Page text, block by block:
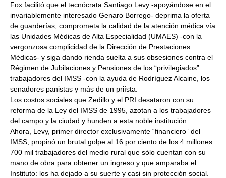
Fox facilitó que el tecnócrata Santiago Levy -apoyándose en el
invariablemente interesado Genaro Borrego- deprima la oferta
de guarderías; comprometa la calidad de la atención médica vía
las Unidades Médicas de Alta Especialidad (UMAES) -con la
vergonzosa complicidad de la Dirección de Prestaciones
Médicas- y siga dando rienda suelta a sus obsesiones contra el
Régimen de Jubilaciones y Pensiones de los “privilegiados”
trabajadores del IMSS -con la ayuda de Rodríguez Alcaine, los
senadores panistas y más de un priísta.
Los costos sociales que Zedillo y el PRI desataron con su
reforma de la Ley del IMSS de 1995, azotan a los trabajadores
del campo y la ciudad y hunden a esta noble institución.
Ahora, Levy, primer director exclusivamente “financiero” del
IMSS, propinó un brutal golpe al 16 por ciento de los 4 millones
700 mil trabajadores del medio rural que sólo cuentan con su
mano de obra para obtener un ingreso y que amparaba el
Instituto: los ha dejado a su suerte y casi sin protección social.